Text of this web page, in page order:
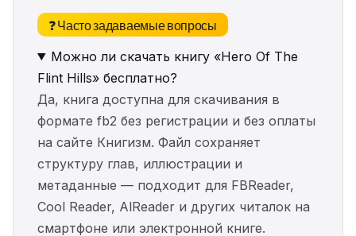
❓ Часто задаваемые вопросы
Можно ли скачать книгу «Hero Of The
Flint Hills» бесплатно?
Да, книга доступна для скачивания в
формате fb2 без регистрации и без оплаты
на сайте Книгизм. Файл сохраняет
структуру глав, иллюстрации и
метаданные — подходит для FBReader,
Cool Reader, AlReader и других читалок на
смартфоне или электронной книге.